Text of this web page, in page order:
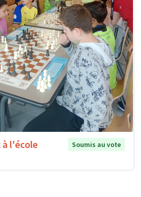
à l'école
Soumis au vote